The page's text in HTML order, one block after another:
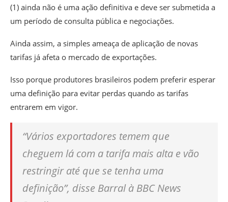
(1) ainda não é uma ação definitiva e deve ser submetida a
um período de consulta pública e negociações.
Ainda assim, a simples ameaça de aplicação de novas
tarifas já afeta o mercado de exportações.
Isso porque produtores brasileiros podem preferir esperar
uma definição para evitar perdas quando as tarifas
entrarem em vigor.
“Vários exportadores temem que
cheguem lá com a tarifa mais alta e vão
restringir até que se tenha uma
definição”, disse Barral à BBC News